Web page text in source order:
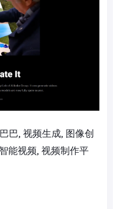
巴, 视频生成, 图像创
能视频, 视频制作平